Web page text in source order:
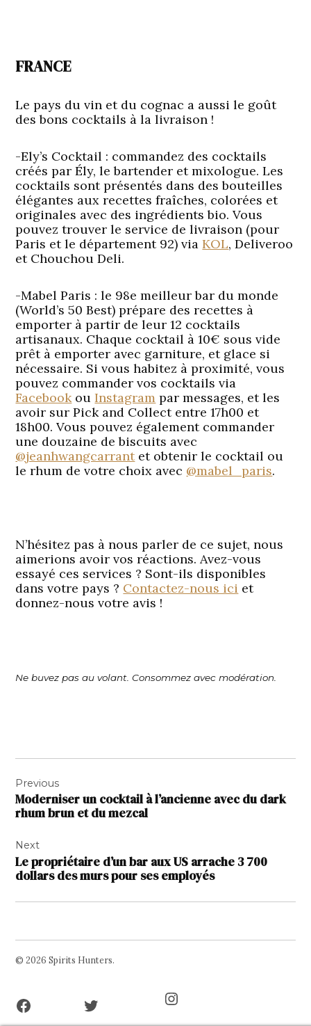
FRANCE
Le pays du vin et du cognac a aussi le goût
des bons cocktails à la livraison !
-Ely’s Cocktail : commandez des cocktails
créés par Ély, le bartender et mixologue. Les
cocktails sont présentés dans des bouteilles
élégantes aux recettes fraîches, colorées et
originales avec des ingrédients bio. Vous
pouvez trouver le service de livraison (pour
Paris et le département 92) viaKOL, Deliveroo
et Chouchou Deli.
-Mabel Paris : le 98e meilleur bar du monde
(World’s 50 Best) prépare des recettes à
emporter à partir de leur 12 cocktails
artisanaux. Chaque cocktail à 10€ sous vide
prêt à emporter avec garniture, et glace si
nécessaire. Si vous habitez à proximité, vous
pouvez commander vos cocktails via
FacebookouInstagram par messages, et les
avoir sur Pick and Collect entre 17h00 et
18h00. Vous pouvez également commander
une douzaine de biscuits avec
@jeanhwangcarrantet obtenir le cocktail ou
le rhum de votre choix avec @mabel_paris.
N’hésitez pas à nous parler de ce sujet, nous
aimerions avoir vos réactions. Avez-vous
essayé ces services ? Sont-ils disponibles
dans votre pays ? Contactez-nous ici et
donnez-nous votre avis !
Ne buvez pas au volant. Consommez avec modération.
de
l’article
Previous
Moderniser un cocktail à l’ancienne avec du dark
rhum brun et du mezcal
Next
Le propriétaire d’un bar aux US arrache 3 700
dollars des murs pour ses employés
© 2026 Spirits Hunters.